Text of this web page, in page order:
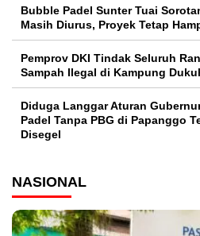
Bubble Padel Sunter Tuai
Masih Diurus, Proyek Tetap
Pemprov DKI Tindak Seluruh
Sampah Ilegal di Kampung
Diduga Langgar Aturan
Padel Tanpa PBG di Papanggo
Disegel
NASIONAL